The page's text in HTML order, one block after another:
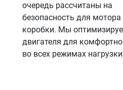
очередь рассчитаны на
безопасность для мотора
коробки. Мы
двигателя для
во всех режимах